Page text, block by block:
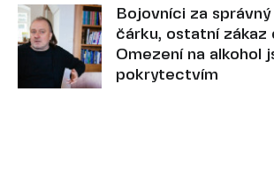
Bojovníci za
čárku, ostatní zákaz
Omezení na alkohol
pokrytectvím